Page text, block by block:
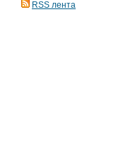
RSS лента